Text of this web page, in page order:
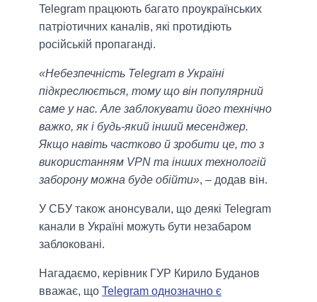
Telegram працюють багато проукраїнських
патріотичних каналів, які протидіють
російській пропаганді.
«Небезпечність Telegram в Україні
підкреслюється, тому що він популярний
саме у нас. Але заблокувати його технічно
важко, як і будь-який інший месенджер.
Якщо навіть частково й зробити це, то з
використанням VPN та інших технологій
заборону можна буде обійти», – додав він.
У СБУ також анонсували, що деякі Telegram
канали в Україні можуть бути незабаром
заблоковані.
Нагадаємо, керівник ГУР Кирило Буданов
вважає, що Telegram однозначно є